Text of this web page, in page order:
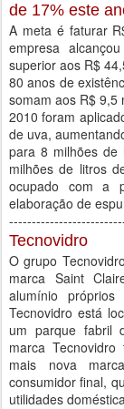
de 17% este
A meta é faturar
empresa
superior aos R$
80 anos de
somam aos R$ 9,5
2010 foram
de uva,
para 8 milhões de
milhões de litros
ocupado com a
elaboração de
Tecnovidro
O grupo
marca Saint
alumínio
Tecnovidro está
um parque fabril
marca
mais nova
consumidor final,
utilidades